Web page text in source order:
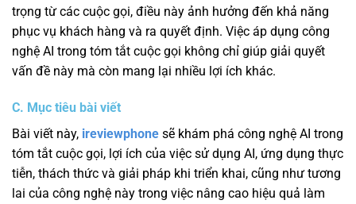
trọng từ các cuộc gọi, điều này ảnh hưởng đến khả năng
phục vụ khách hàng và ra quyết định. Việc áp dụng công
nghệ AI trong tóm tắt cuộc gọi không chỉ giúp giải quyết
vấn đề này mà còn mang lại nhiều lợi ích khác.
C. Mục tiêu bài viết
Bài viết này, ireviewphone sẽ khám phá công nghệ AI trong
tóm tắt cuộc gọi, lợi ích của việc sử dụng AI, ứng dụng thực
tiễn, thách thức và giải pháp khi triển khai, cũng như tương
lai của công nghệ này trong việc nâng cao hiệu quả làm